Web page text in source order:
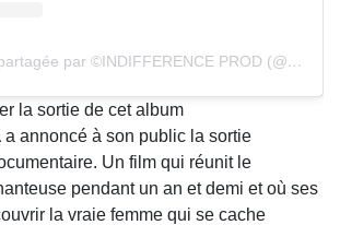
Une publication partagée par ©️INDIFFERENCE PROD (@indifferenceprod)
la sortie de cet album
a annoncé à son public la sortie
Un film qui réunit le
pendant un an et demi et où ses
la vraie femme qui se cache